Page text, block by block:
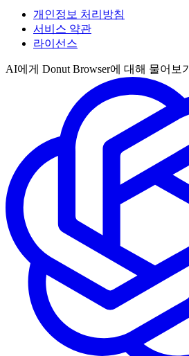
개인정보 처리방침
서비스 약관
라이선스
AI에게 Donut Browser에 대해 물어보기